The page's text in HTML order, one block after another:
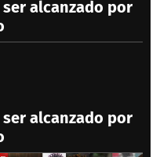
alcanzado por
alcanzado por